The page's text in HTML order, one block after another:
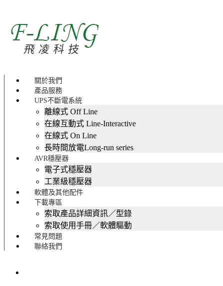
關於我們
產品服務
UPS不斷電系統
離線式 Off Line
在線互動式 Line-Interactive
在線式 On Line
長時間放電Long-run series
AVR穩壓器
電子式穩壓器
工業級穩壓器
軟體及其他配件
下載專區
索取產品詳細資訊／型錄
索取使用手冊／軟體驅動
常見問題
聯絡我們